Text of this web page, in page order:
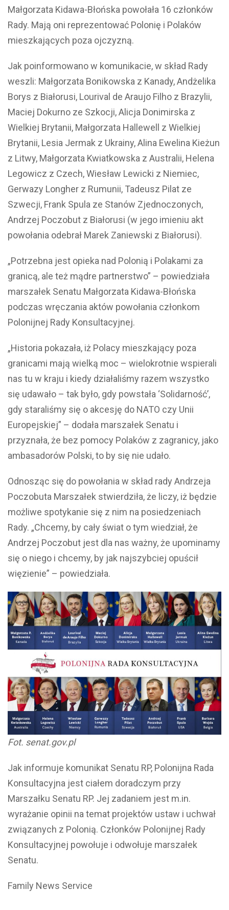
Małgorzata Kidawa-Błońska powołała 16 członków
Rady. Mają oni reprezentować Polonię i Polaków
mieszkających poza ojczyzną.
Jak poinformowano w komunikacie, w skład Rady
weszli: Małgorzata Bonikowska z Kanady, Andżelika
Borys z Białorusi, Lourival de Araujo Filho z Brazylii,
Maciej Dokurno ze Szkocji, Alicja Donimirska z
Wielkiej Brytanii, Małgorzata Hallewell z Wielkiej
Brytanii, Lesia Jermak z Ukrainy, Alina Ewelina Kieżun
z Litwy, Małgorzata Kwiatkowska z Australii, Helena
Legowicz z Czech, Wiesław Lewicki z Niemiec,
Gerwazy Longher z Rumunii, Tadeusz Pilat ze
Szwecji, Frank Spula ze Stanów Zjednoczonych,
Andrzej Poczobut z Białorusi (w jego imieniu akt
powołania odebrał Marek Zaniewski z Białorusi).
„Potrzebna jest opieka nad Polonią i Polakami za
granicą, ale też mądre partnerstwo” – powiedziała
marszałek Senatu Małgorzata Kidawa-Błońska
podczas wręczania aktów powołania członkom
Polonijnej Rady Konsultacyjnej.
„Historia pokazała, iż Polacy mieszkający poza
granicami mają wielką moc – wielokrotnie wspierali
nas tu w kraju i kiedy działaliśmy razem wszystko
się udawało – tak było, gdy powstała ‘Solidarność’,
gdy staraliśmy się o akcesję do NATO czy Unii
Europejskiej” – dodała marszałek Senatu i
przyznała, że bez pomocy Polaków z zagranicy, jako
ambasadorów Polski, to by się nie udało.
Odnosząc się do powołania w skład rady Andrzeja
Poczobuta Marszałek stwierdziła, że liczy, iż będzie
możliwe spotykanie się z nim na posiedzeniach
Rady. „Chcemy, by cały świat o tym wiedział, że
Andrzej Poczobut jest dla nas ważny, że upominamy
się o niego i chcemy, by jak najszybciej opuścił
więzienie” – powiedziała.
Fot. senat.gov.pl
Jak informuje komunikat Senatu RP, Polonijna Rada
Konsultacyjna jest ciałem doradczym przy
Marszałku Senatu RP. Jej zadaniem jest m.in.
wyrażanie opinii na temat projektów ustaw i uchwał
związanych z Polonią. Członków Polonijnej Rady
Konsultacyjnej powołuje i odwołuje marszałek
Senatu.
Family News Service